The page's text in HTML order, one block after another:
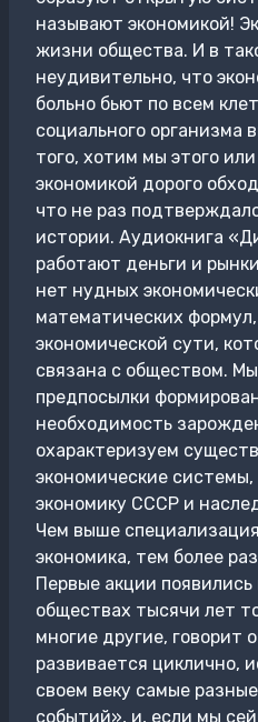
называют экономикой!
жизни общества. И в
неудивительно, что
больно бьют по всем
социального организма
того, хотим мы этого
экономикой дорого
что не раз
истории. Аудиокнига
работают деньги и
нет нудных
математических
экономической сути,
связана с обществом.
предпосылки
необходимость
охарактеризуем
экономические
экономику СССР и
Чем выше
экономика, тем более
Первые акции
обществах тысячи лет
многие другие, говорит
развивается циклично,
своем веку самые
событий», и, если мы